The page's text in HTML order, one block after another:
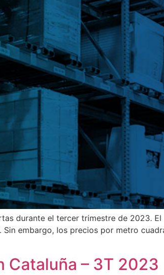
durante el tercer trimestre de 2023. El
embargo, los precios por metro
Cataluña – 3T 2023